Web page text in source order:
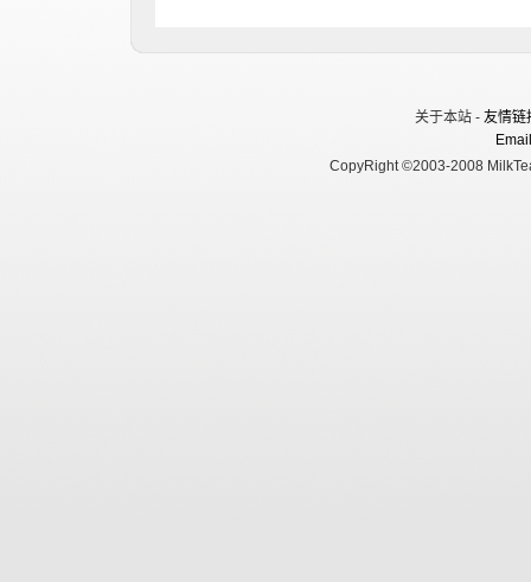
关于本站 - 友情链
CopyRight ©2003-2008